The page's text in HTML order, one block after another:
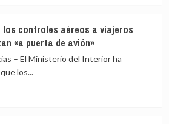
controles aéreos a viajeros
«a puerta de avión»
– El Ministerio del Interior ha
los...